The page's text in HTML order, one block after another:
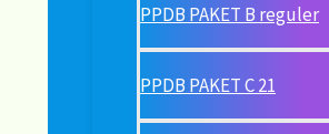
PPDB PAKET B reguler
PPDB PAKET C 21